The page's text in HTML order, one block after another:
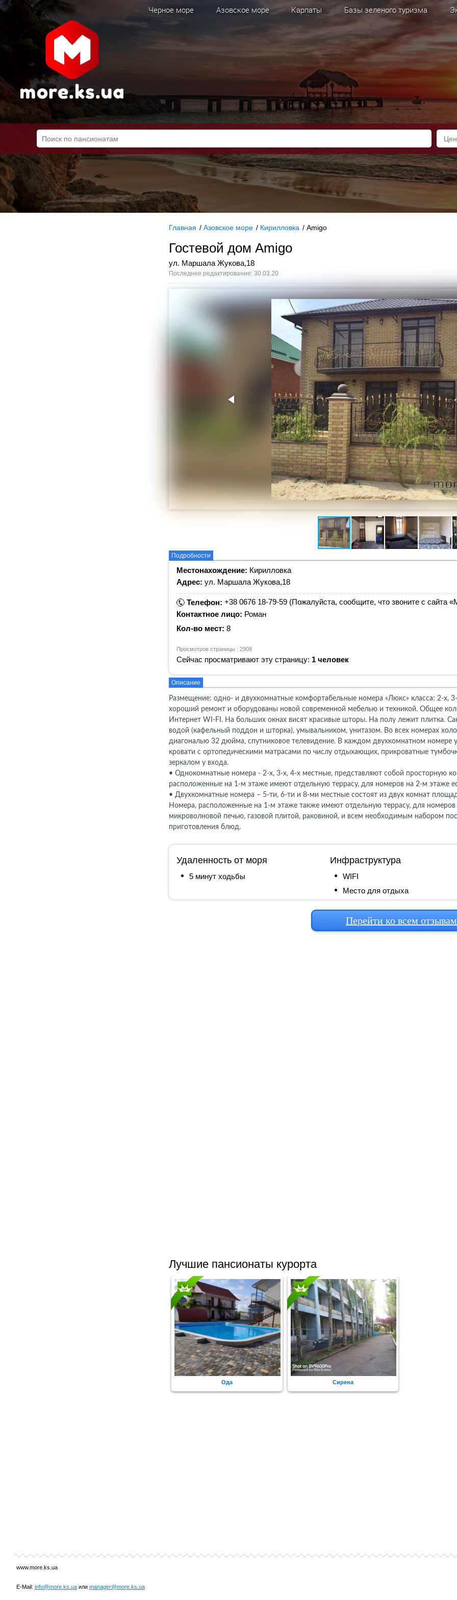
Черное море Азовское море Карпаты Базы зеленого туризма
Главная /Азовское море / Кирилловка /Amigo
Гостевой дом Amigo
ул. Маршала Жукова,18
Последнее редактирование: 30.03.20
Подробности
Местонахождение: Кирилловка
Адрес: ул. Маршала Жукова,18
Телефон:+38 0676 18-79-59 (Пожалуйста, сообщите, что звоните с сайта
Контактное лицо: Роман
Кол-во мест: 8
Просмотров страницы : 2908
Сейчас просматривают эту страницу: 1 человек
Описание
Размещение: одно- и двухкомнатные комфортабельные номера «Люкс» класса: 2-х,
хороший ремонт и оборудованы новой современной мебелью и техникой. Общее
Интернет WI-FI. На больших окнах висят красивые шторы. На полу лежит плитка.
водой (кафельный поддон и шторка), умывальником, унитазом. Во всех номерах
диагональю 32 дюйма, спутниковое телевидение. В каждом двухкомнатном номере
кровати с ортопедическими матрасами по числу отдыхающих, прикроватные
зеркалом у входа.
• Однокомнатные номера - 2-х, 3-х, 4-х местные, представляют собой просторную
расположенные на 1-м этаже имеют отдельную террасу, для номеров на 2-м этаже
• Двухкомнатные номера – 5-ти, 6-ти и 8-ми местные состоят из двух комнат
Номера, расположенные на 1-м этаже также имеют отдельную террасу, для номеров
микроволновой печью, газовой плитой, раковиной, и всем необходимым набором
приготовления блюд.
Удаленность от моря
5 минут ходьбы
Инфраструктура
WIFI
Место для отдыха
Перейти ко всем отзывам
Лучшие пансионаты курорта
Ода Сирена
www.more.ks.ua
E-Mail: info@more.ks.uaили manager@more.ks.ua